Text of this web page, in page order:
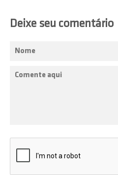
Deixe seu comentário